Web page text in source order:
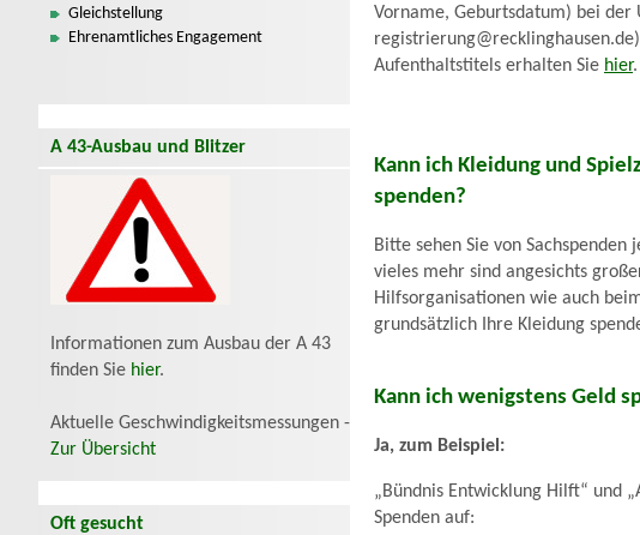
Gleichstellung
Ehrenamtliches Engagement
A 43-Ausbau und Blitzer
Informationen zum Ausbau der A 43
finden Sie hier.
Aktuelle Geschwindigkeitsmessungen -
Zur Übersicht
Oft gesucht
Vorname, Geburtsdatum) bei der
Aufenthaltstitels erhalten Sie hier.
Kann ich Kleidung und
spenden?
Bitte sehen Sie von
vieles mehr sind angesichts
Hilfsorganisationen wie auch
grundsätzlich Ihre Kleidung
Kann ich wenigstens Geld
Ja, zum Beispiel:
„Bündnis Entwicklung Hilft“ und
Spenden auf: